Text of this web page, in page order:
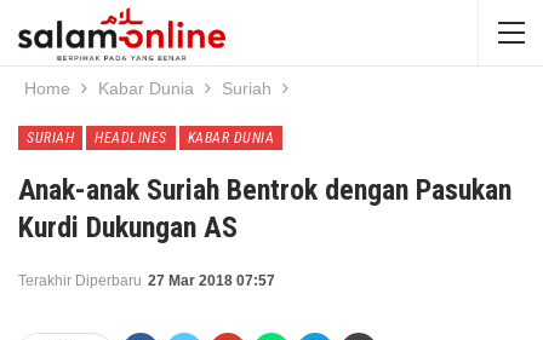
Home Kabar Dunia Suriah
SURIAH HEADLINES KABAR DUNIA
Anak-anak Suriah Bentrok dengan Pasukan
Kurdi Dukungan AS
Terakhir Diperbaru 27 Mar 2018 07:57